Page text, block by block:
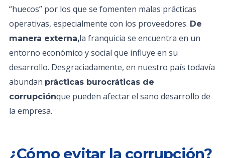
“huecos” por los que se fomenten malas prácticas
operativas, especialmente con los proveedores. De
manera externa,la franquicia se encuentra en un
entorno económico y social que influye en su
desarrollo. Desgraciadamente, en nuestro país todavía
abundan prácticas burocráticas de
corrupciónque pueden afectar el sano desarrollo de
la empresa.
¿Cómo evitar la corrupción?